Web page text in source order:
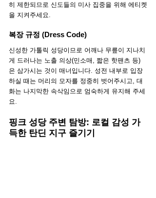
히 제한되므로 신도들의 미사 집중을 위해 에티켓
을 지켜주세요.
복장 규정 (Dress Code)
신성한 가톨릭 성당이므로 어깨나 무릎이 지나치
게 드러나는 노출 의상(민소매, 짧은 핫팬츠 등)
은 삼가시는 것이 매너입니다. 성전 내부로 입장
하실 때는 머리의 모자를 정중히 벗어주시고, 대
화는 나지막한 속삭임으로 엄숙하게 유지해 주세
요.
핑크 성당 주변 탐방: 로컬 감성 가
득한 탄딘 지구 즐기기